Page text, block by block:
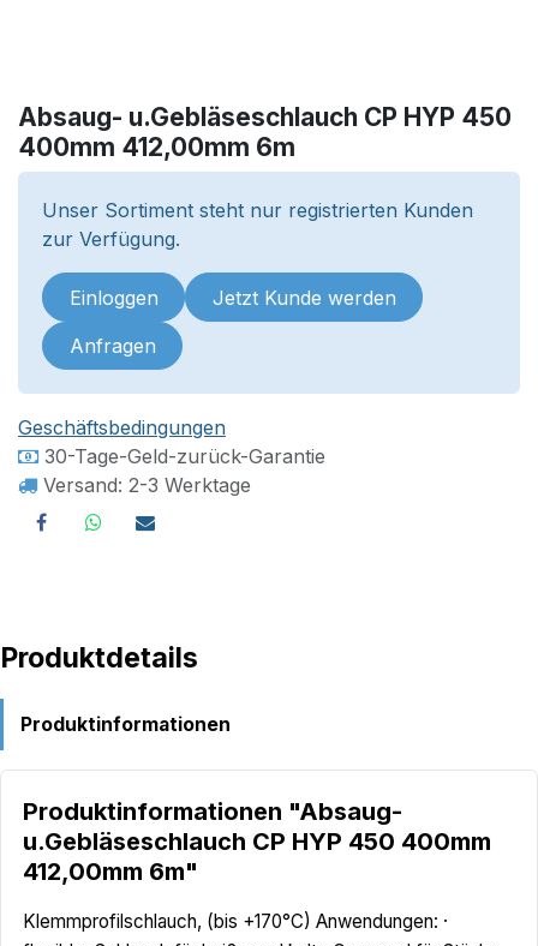
Absaug- u.Gebläseschlauch CP HYP 450
400mm 412,00mm 6m
Unser Sortiment steht nur registrierten Kunden
zur Verfügung.
Einloggen Jetzt Kunde werden
Anfragen
Geschäftsbedingungen
30-Tage-Geld-zurück-Garantie
Versand: 2-3 Werktage
Produktdetails
Produktinformationen
Produktinformationen "Absaug-
u.Gebläseschlauch CP HYP 450 400mm
412,00mm 6m"
Klemmprofilschlauch, (bis +170°C) Anwendungen: ·